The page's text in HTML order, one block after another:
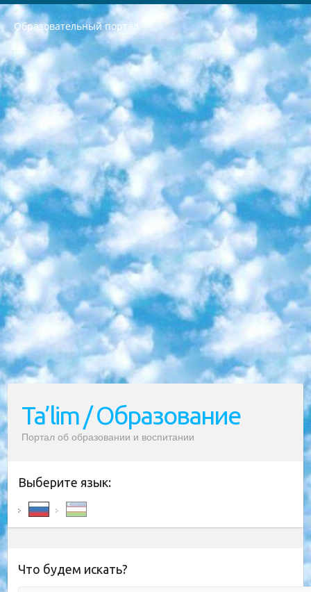
Образовательный портал
РЕСПУБЛИКА УЗБЕКИСТАН МИНИСТРЕРСТВО ДОШКОЛЬНОГО И ШКОЛЬНОГО ОБРАЗОВАНИЯ КОМАНДА в общеобразовательных учреждениях в 2023-2024 учебном году организация и проведение итоговой государственной аттестации обучающихся о Министра дошкольного и школьного образования Республики Узбекистан от 4 марта 2008 года (постановлением Минюста от 20 марта 2008 года № 1778 государственной регистрации) «Итоговое состояние учащихся общего среднего образования на основании положения об утверждении положения об аттестации общего среднего образования выпускной экзамен студентов в образовательных учреждениях в 2023-2024 учебном году В целях организации и прохождения аттестации приказываю: 1. Следующее: перечень предметов, по которым будет проводиться итоговая государственная аттестация и экзамен формы перевода согласно приложению 1; сертификаты международного образца, оценивающие уровень владения иностранными языками перечень согласно приложению 2; 2. Педагогический при специализированных образовательных учреждениях. научно-практический центр квалификации и международной оценки (Д.Давидова) 2024 г. До 25 марта: задания по предметам, по которым будет проводиться итоговая аттестация разработка и утверждение технических условий; итоговая аттестация на основании разработанного предметного задания разработка вопросов по предметам (устно и письменно), экзамен передача; общеобразовательные средние школы и специальные учебные заведения учащиеся выпускных классов школ и интернатов в агентской системе подготовка базы данных экзаменационных материалов и критериев оценки; перевод базы экзаменационных материалов на все языки обучения подать в Республиканский образовательный центр для изготовления; варианты экзаменов на основе разработанных контрольных материалов пусть будут поставлены задачи формирования. 3. Республиканский образовательный центр (Ш.Худайкулов) до 5 апреля 2024 года. до: база данных предоставленных экзаменационных материалов на все языки обучения перевод и экспертиза; для слепых, слабовидящих, глухих, слабослышащих и умственно отсталых детей учащиеся выпускных классов специализированных школ и школ-интернатов база данных экзаменационных материалов на всех преподаваемых языках подготовка критериев оценки; специализированные школы для умственно отсталых детей и технологии для учащихся выпускных классов школ-интернатов разработка соответствующих рекомендаций и критериев проведения ЕГЭ по естествознанию давать задания. 4. Педагогический при специализированных образовательных учреждениях. Научно-практический центр навыков и международной оценки (Д.Давидова), Республика образовательный центр (Худайкулов Ш.) итоговый государственный аттестационный экзамен ориентирован на творческое и логическое мышление при подготовке базы материалов учитывать введение заданий. 5. Следует отметить, что: сертификат государственного образца о знании общеобразовательного предмета и как минимум национальный уровень B1 по предметам на иностранных языках, указанным в Приложении 2. или международно признанный сертификат эквивалентного уровня студенты, изучающие определенный предмет, освобождаются от экзамена; по соответствующим предметам запланирована итоговая государственная аттестация за день до дня, путем жеребьевки Рабочей группой (в письменной форме по предметам, проводимым в форме) из числа сформированных вариантов выбрано 2 варианта; 2 выбранных варианта экзамена анонсированы на официальном сайте министерства и все выпускники по всей стране на основе этих вариантов проводит итоговую государственную аттестацию. 6. Государственное образование учащихся средних общеобразовательных учреждений. знания в соответствии с квалификационными требованиями, которые необходимо приобрести на основании стандартов итоговый (выпускной) контроль для 9 и 11 классов в целях тестирования Экзамены (далее – экзамены) состоят из предметов, перечисленных в приложении 1. будет сделано. 7. Экзамены пройдут с 26 мая по 15 июня 2024 г. (кроме науки физического воспитания). 8. Физическая для учащихся 9 классов общесредних образовательных учреждений. Экзамены по предмету «Образование, квалификация медицина» 1-6 мая 2024 года. сотрудники перевести под присмотр (с отклонениями в физическом или умственном развитии) специализированная школа для детей, школы-интернаты и со сколиозом школы-интернаты санаторного типа для больных детей исключены). 9. Он был слепым, слабовидящим и имел нарушения опорно-двигательного аппарата. экзамены в специализированных школах и интернатах для детей должны проводиться исходя из требований, предъявляемых к общеобразовательным учреждениям (физкультура кроме науки). 10. Специализированная школа для глухих и слабослышащих детей. и экзамены в интернатах и быть реализован в виде письменного теста по математике. 11. Специальность для умственно отсталых детей. Для 9 класса Родной язык и литературное письмо Государственный язык (язык обучения – узбекский). для неклассов) написано Математическое письмо Письменная/устная история Узбекистана Физическое воспитание практично Итоговый контроль Для 11 класса Написание родного языка и литературы (эссе) Математическое письмо Узбекский язык (обучение на узбекском языке) не посещающее общее среднее образование для учреждений)/Образовательное учреждение выбор письменный и устный Иностранный язык письменный/устный Письменная/устная история Узбекистана *По выбору студента:  Химия  Физика  Основы государственного права  География 10 бесплатных образовательных ресурсов - Мы составили подборку онлайн-проектов с интерактивными упражнениями, видеолекциями и статьями. Они помогут вам обрести новые и освежить старые знания бесплатно. 1. «ИНТУИТ» Старейшая образовательная площадка Рунета. Здесь вы найдёте сотни текстовых и видеокурсов на десятки различных тем — от программирования до психологии. Многие курсы подготовлены российскими университетами и крупными международными компаниями вроде Intel и Microsoft. Самостоятельное обучение бесплатное, но желающие могут оплатить услуги персональных наставников. 2. «Смартия» знакомит с актуальными профессиями и подсказывает, как им обучаться. Выбрав заинтересовавшую вас специальность — SMM-специалист, фотограф, веб-дизайнер или другую, — увидите список необходимых для неё умений. Чтобы вы могли освоить их самостоятельно, для каждого умения площадка отображает подборку ссылок на учебные материалы. Хотя «Смартия» ориентируется на русскоязычную аудиторию, часть контента всё же доступна только на английском. 3. «Лекторий Физтеха» Проект Московского физико-технического института (Физтеха). С его помощью вы можете смотреть онлайн серии лекций, записанные на видео в этом вузе. В числе доступных предметов — физика, биология, химия, информационные технологии и другие. К некоторым лекциям администрация ресурса прилагает готовые конспекты, которые можно скачивать в PDF-формате. 4. ITMOcourses Онлайн-площадка Санкт-Петербургского национального исследовательского университета информационных технологий, механики и оптики (ИТМО). Ресурс предоставляет свободный доступ к курсам, разработанным в этом вузе. Каталог материалов разбит на четыре категории: «Оптические системы и технологии», «Приборостроение и робототехника», «Информационные технологии» и «Биотехнологии». Курсы состоят из видеолекций, интерактивных демонстраций и заданий. 5. «КиберЛенинка» Электронная научная библиотека открытого доступа. Каталог площадки регулярно обрастает текстами статей из различных научных изданий. Сгруппированные по журналам и рубрикам публикации можно читать онлайн или скачивать целиком в PDF-формате. Проект нацелен на популяризацию науки за счёт открытого доступа к качественной информации. 6. «ПостНаука» На этом ресурсе публикуют подборки видеолекций, составленные экспертами из разных отраслей и объединённые общими темами. Среди них, к примеру, есть серии «Биоинформатика и геномика», «Культура средневековой Скандинавии» и Cinema Studies о теории кино. Каждая подборка лекций — логически связанная история, рассказанная экспертом от первого лица. Кроме того, на сайте появляются научно-образовательные статьи и тесты на разные темы. 7. «Newочём» Команда проекта «Newочём» отбирает самые интересные тексты из англоязычных СМИ и переводит те из них, за которые голосуют участники сообщества «ВКонтакте». По большей части это научно-популярные статьи. Редакторы придумывают лишь заголовки, в остальном содержание переводов соответствует оригиналам. Полные тексты можно читать прямо в социальной сети. 8. InternetUrok Онлайн-база материалов по основным дисциплинам школьной программы. Информация на сайте структурирована по классам, предметам и темам (урокам). Каждый урок состоит из видеолекций и конспектов. Есть также интерактивные тренажёры и тесты для закрепления пройденного материала. Даже если вы давно окончили школу, возможность повторить программу старших классов всегда может пригодиться. 9. Edutainme Ещё один ресурс об образовании. В отличие от Newtonew, как мне кажется, Edutainme больше ориентируется на представителей индустрии: педагогов, предпринимателей, разработчиков образовательных проектов. Но и любой, кто просто стремится к саморазвитию, найдёт на сайте много полезного и интересного для себя. Например, информацию о новых курсах и образовательных сервисах. 10. Newtonew Онлайн-медиа об образовании и обучении в широком смысле. Авторы Newtonew пишут об инструментах, заведениях, тактиках и стратегиях, которые помогают учить других и получать новые знания самостоятельно. На этой площадке вы найдёте новости, обзоры, аналитические мат
Ta’lim / Образование
Портал об образовании и воспитании
Выберите язык:
Что будем искать?